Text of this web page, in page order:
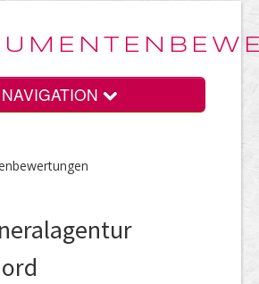
NAVIGATION